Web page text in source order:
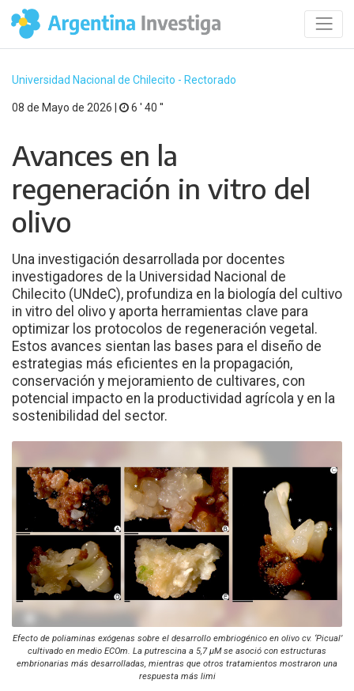
Universidad Nacional de Chilecito - Rectorado
08 de Mayo de 2026 | 6 ′ 40 ′′
Avances en la
regeneración in vitro del
olivo
Una investigación desarrollada por docentes
investigadores de la Universidad Nacional de
Chilecito (UNdeC), profundiza en la biología del cultivo
in vitro del olivo y aporta herramientas clave para
optimizar los protocolos de regeneración vegetal.
Estos avances sientan las bases para el diseño de
estrategias más eficientes en la propagación,
conservación y mejoramiento de cultivares, con
potencial impacto en la productividad agrícola y en la
sostenibilidad del sector.
Efecto de poliaminas exógenas sobre el desarrollo embriogénico en olivo cv. ‘Picual’
cultivado en medio ECOm. La putrescina a 5,7 µM se asoció con estructuras
embrionarias más desarrolladas, mientras que otros tratamientos mostraron una
respuesta más limi